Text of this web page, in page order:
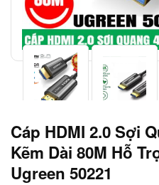
Cáp HDMI 2.0 Sợi
Kẽm Dài 80M Hỗ
Ugreen 50221